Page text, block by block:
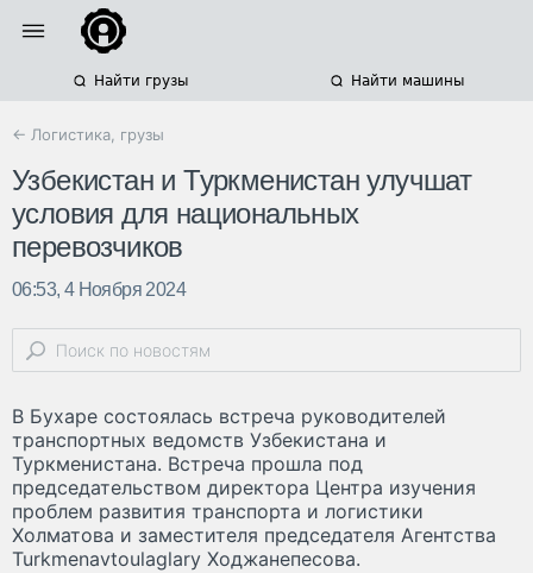
Найти грузы Найти машины
← Логистика, грузы
Узбекистан и Туркменистан улучшат
условия для национальных
перевозчиков
06:53, 4 Ноября 2024
В Бухаре состоялась встреча руководителей
транспортных ведомств Узбекистана и
Туркменистана. Встреча прошла под
председательством директора Центра изучения
проблем развития транспорта и логистики
Холматова и заместителя председателя Агентства
Turkmenavtoulaglary Ходжанепесова.